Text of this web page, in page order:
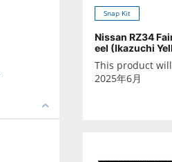
Snap Kit
Nissan RZ34
eel (Ikazuchi
This product
2025年6月